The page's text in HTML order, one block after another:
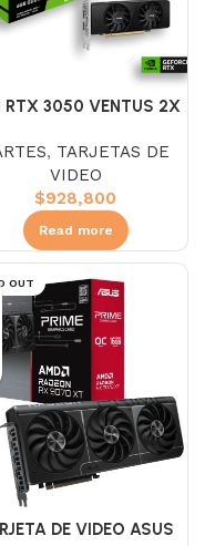
RTX 3050 VENTUS 2X
, TARJETAS DE
VIDEO
$928,800
Read more
OUT
DE VIDEO ASUS